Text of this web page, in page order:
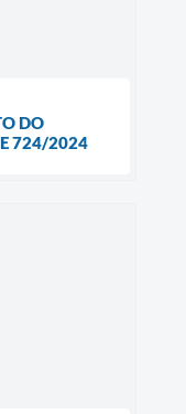
DO
724/2024